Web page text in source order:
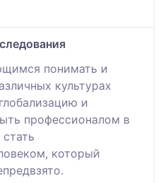
понимать и
культурах
и
профессионалом в
который